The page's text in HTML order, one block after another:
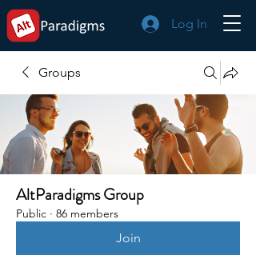
Log In
Groups
AltParadigms Group
Public · 86 members
Join